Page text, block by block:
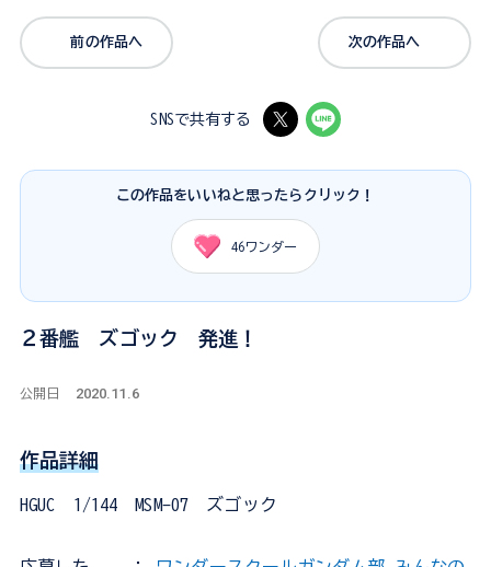
前の作品へ 次の作品へ
SNSで共有する
この作品をいいねと思ったらクリック！
46ワンダー
２番艦 ズゴック 発進！
公開日 2020.11.6
作品詳細
HGUC 1/144 MSM-07 ズゴック